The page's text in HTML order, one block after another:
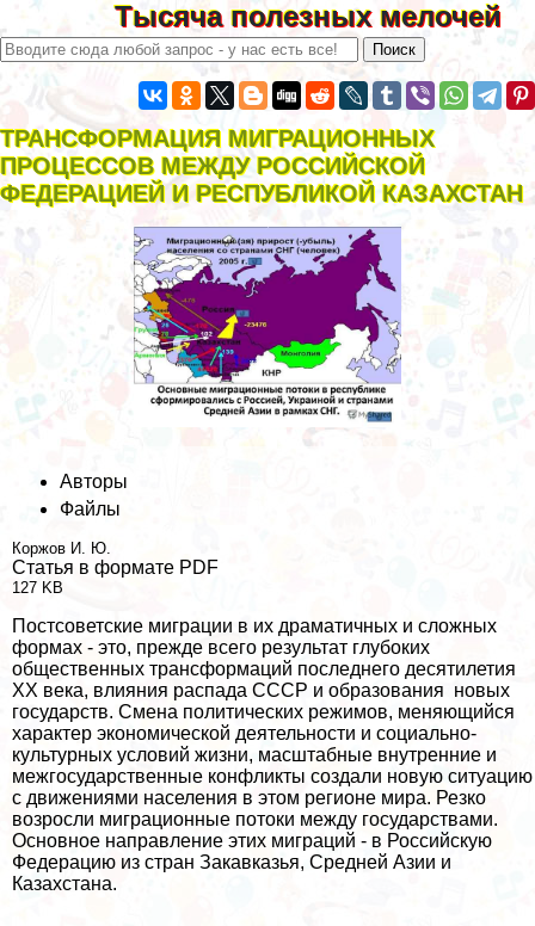
Тысяча полезных мелочей
ТРАНСФОРМАЦИЯ МИГРАЦИОННЫХ
ПРОЦЕССОВ МЕЖДУ РОССИЙСКОЙ
ФЕДЕРАЦИЕЙ И РЕСПУБЛИКОЙ КАЗАХСТАН
Авторы
Файлы
Коржов И. Ю.
Статья в формате PDF
127 KB
Постсоветские миграции в их драматичных и сложных
формах - это, прежде всего результат глубоких
общественных трaнcформаций последнего десятилетия
ХХ века, влияния распада СССР и образования новых
государств. Смена политических режимов, меняющийся
хаpaктер экономической деятельности и социально-
культурных условий жизни, масштабные внутренние и
межгосударственные конфликты создали новую ситуацию
с движениями населения в этом регионе мира. Резко
возросли миграционные потоки между государствами.
Основное направление этих миграций - в Российскую
Федерацию из стран Закавказья, Средней Азии и
Казахстана.